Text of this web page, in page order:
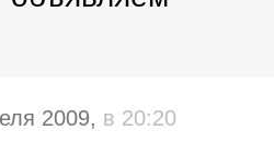
2009, в 20:20